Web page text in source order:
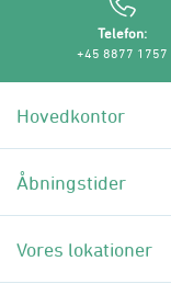
Telefon
+45 8877 1757
Hovedkontor
Åbningstider
Vores lokationer